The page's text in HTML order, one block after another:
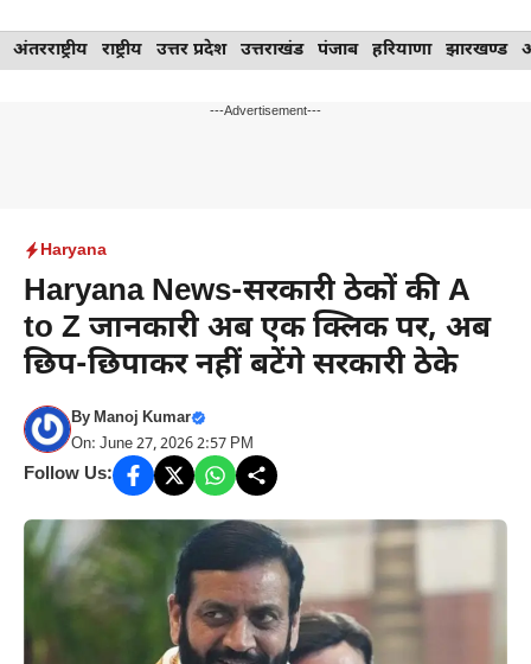
Skip
to
अंतरराष्ट्रीय राष्ट्रीय उत्तर प्रदेश उत्तराखंड पंजाब हरियाणा झारखण्ड
---Advertisement---
Haryana
Haryana News-सरकारी ठेकों की A
to Z जानकारी अब एक क्लिक पर, अब
छिप-छिपाकर नहीं बटेंगे सरकारी ठेके
ByManoj Kumar
On: June 27, 2026 2:57 PM
Follow Us: